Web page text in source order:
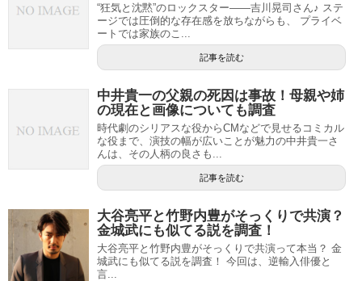
“狂気と沈黙”のロックスター――吉川晃司さん♪ ステ
ージでは圧倒的な存在感を放ちながらも、 プライベ
ートでは家族のこ...
記事を読む
中井貴一の父親の死因は事故！母親や姉
の現在と画像についても調査
時代劇のシリアスな役からCMなどで見せるコミカル
な役まで、演技の幅が広いことが魅力の中井貴一さ
んは、その人柄の良さも...
記事を読む
大谷亮平と竹野内豊がそっくりで共演？
金城武にも似てる説を調査！
大谷亮平と竹野内豊がそっくりで共演って本当？ 金
城武にも似てる説を調査！ 今回は、逆輸入俳優と
言...